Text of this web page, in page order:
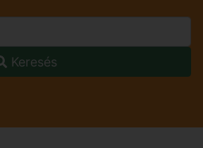
Keresés